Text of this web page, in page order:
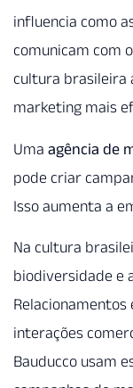
influencia como
comunicam com
cultura brasileira
marketing mais
Uma agência de
pode criar
Isso aumenta a
Na cultura
biodiversidade e
Relacionamentos
interações
Bauducco usam